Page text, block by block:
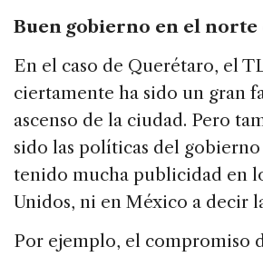
Buen gobierno en el norte
En el caso de Querétaro, el
ciertamente ha sido un gran
ascenso de la ciudad. Pero
sido las políticas del
tenido mucha publicidad en
Unidos, ni en México a decir
Por ejemplo, el compromiso